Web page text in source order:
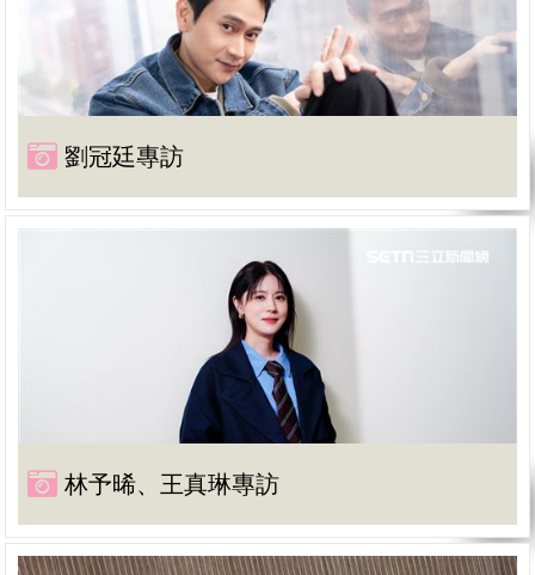
劉冠廷專訪
林予晞、王真琳專訪